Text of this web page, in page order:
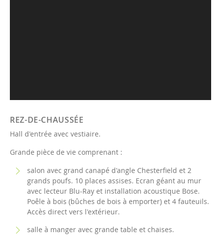
REZ-DE-CHAUSSÉE
Hall d'entrée avec vestiaire.
Grande pièce de vie comprenant :
salon avec grand canapé d'angle Chesterfield et 2
grands poufs. 10 places assises. Ecran géant au mur
avec lecteur Blu-Ray et installation acoustique Bose.
Poêle à bois (bûches de bois à emporter) et 4 fauteuils.
Accès direct vers l'extérieur.
salle à manger avec grande table et chaises.